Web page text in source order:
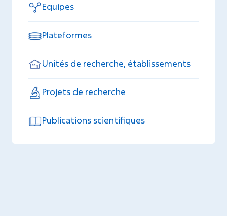
Equipes
Plateformes
Unités de recherche, établissements
Projets de recherche
Publications scientifiques